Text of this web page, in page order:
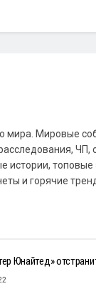
мира. Мировые
ЧП,
истории, топовые
и горячие
Юнайтед»